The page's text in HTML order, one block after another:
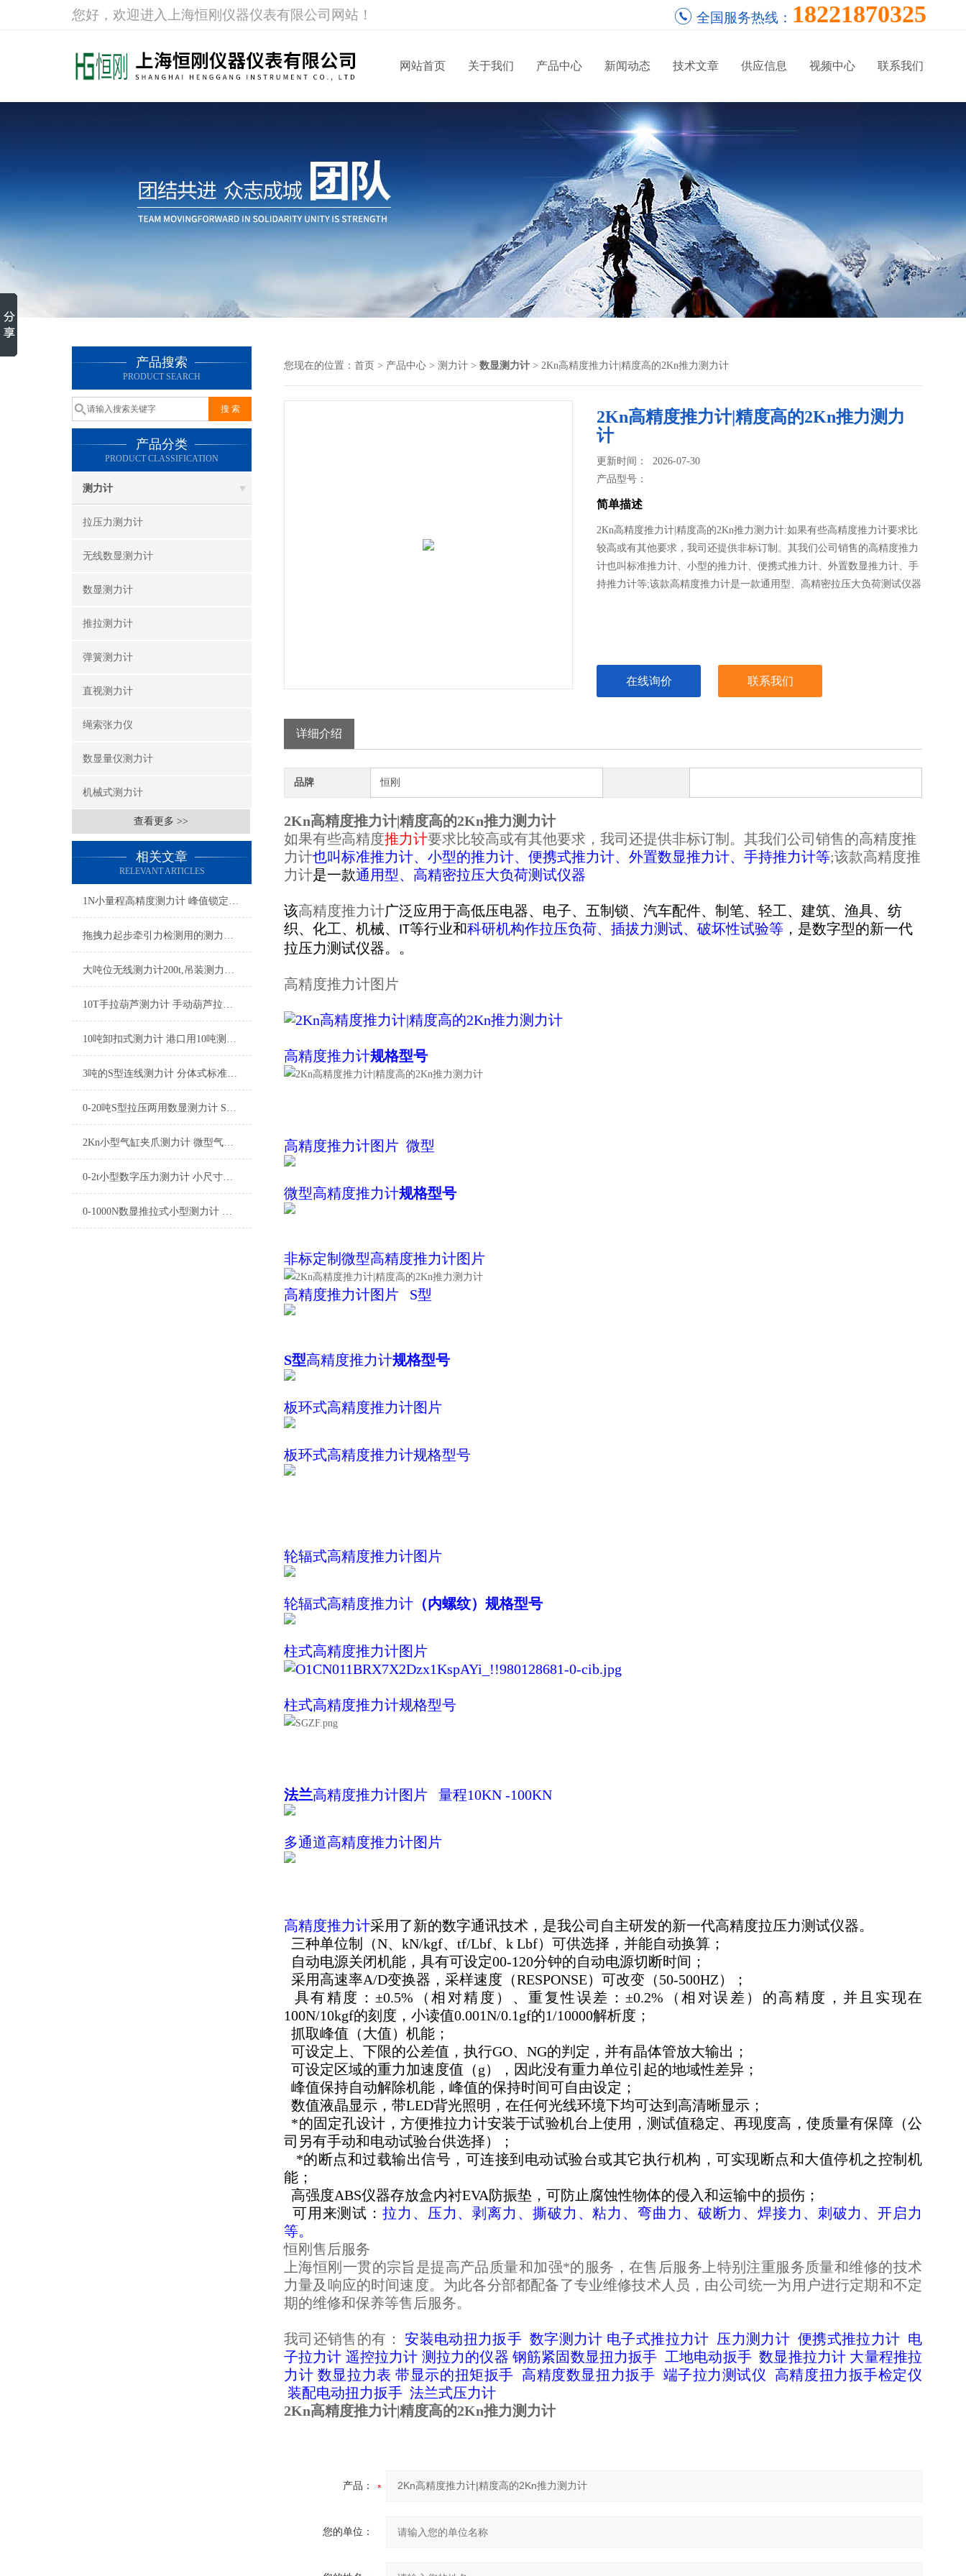
您好，欢迎进入上海恒刚仪器仪表有限公司网站！ 全国服务热线： 18221870325
网站首页 关于我们 产品中心 新闻动态 技术文章 供应信息 视频中心 联系我们
产品搜索
PRODUCT SEARCH
产品分类
PRODUCT CLASSIFICATION
测力计
拉压力测力计
无线数显测力计
数显测力计
推拉测力计
弹簧测力计
直视测力计
绳索张力仪
数显量仪测力计
机械式测力计
查看更多 >>
相关文章
RELEVANT ARTICLES
1N小量程高精度测力计 峰值锁定高精度测力计 自动保存数据测力计厂家
拖拽力起步牵引力检测用的测力计 便携式牵引力拉力计0-100吨
大吨位无线测力计200t,吊装测力计,起重拉力测试大屏幕测力计
10T手拉葫芦测力计 手动葫芦拉力测量仪 倒链拉力测试仪厂家
10吨卸扣式测力计 港口用10吨测力计 10吨数显测力计品牌
3吨的S型连线测力计 分体式标准测力计 标准型有线测力计厂家
0-20吨S型拉压两用数显测力计 S型双向数字拉力测试仪厂家
2Kn小型气缸夹爪测力计 微型气缸夹钳测力仪 小型夹钳压力测量仪厂家
0-2t小型数字压力测力计 小尺寸压力测力计传感器厂家
0-1000N数显推拉式小型测力计 手持推拉式便携测力计厂家
您现在的位置： 首页 > 产品中心 > 测力计 > 数显测力计 > 2Kn高精度推力计|精度高的2Kn推力测力计
2Kn高精度推力计|精度高的2Kn推力测力
计
更新时间： 2026-07-30
产品型号：
简单描述
2Kn高精度推力计|精度高的2Kn推力测力计:如果有些高精度推力计要求比
较高或有其他要求，我司还提供非标订制。其我们公司销售的高精度推力
计也叫标准推力计、小型的推力计、便携式推力计、外置数显推力计、手
持推力计等;该款高精度推力计是一款通用型、高精密拉压大负荷测试仪器
在线询价 联系我们
详细介绍
品牌 恒刚
2Kn高精度推力计|精度高的2Kn推力测力计
如果有些高精度推力计要求比较高或有其他要求，我司还提供非标订制。 其我们公司销售的高精度推
力计也叫标准推力计、小型的推力计、便携式推力计、外置数显推力计、手持推力计等;该款高精度推
力计是一款通用型、高精密拉压大负荷测试仪器
该高精度推力计广泛应用于高低压电器、电子、五制锁、汽车配件、制笔、轻工、建筑、渔具、纺
织、化工、机械、 IT等行业和科研机构作拉压负荷、插拔力测试、破坏性试验等 ，是数字型的新一代
拉压力测试仪器。。
高精度推力计图片
高精度推力计规格型号
高精度推力计图片 微型
微型高精度推力计规格型号
非标定制微型高精度推力计图片
高精度推力计图片 S型
S型高精度推力计规格型号
板环式高精度推力计图片
板环式高精度推力计规格型号
轮辐式高精度推力计图片
轮辐式高精度推力计 （内螺纹）规格型号
柱式高精度推力计图片
柱式高精度推力计规格型号
法兰高精度推力计图片 量程10KN -100KN
多通道高精度推力计图片
高精度推力计采用了新的数字通讯技术，是我公司自主研发的新一代高精度拉压力测试仪器。
三种单位制（N、kN/kgf、tf/Lbf、k Lbf）可供选择，并能自动换算；
自动电源关闭机能，具有可设定00-120分钟的自动电源切断时间；
采用高速率A/D变换器，采样速度（RESPONSE）可改变（50-500HZ）；
具有精度：±0.5%（相对精度）、重复性误差：±0.2%（相对误差）的高精度，并且实现在
100N/10kgf的刻度，小读值0.001N/0.1gf的1/10000解析度；
抓取峰值（大值）机能；
可设定上、下限的公差值，执行GO、NG的判定，并有晶体管放大输出；
可设定区域的重力加速度值（g），因此没有重力单位引起的地域性差异；
峰值保持自动解除机能，峰值的保持时间可自由设定；
数值液晶显示，带LED背光照明，在任何光线环境下均可达到高清晰显示；
*的固定孔设计，方便推拉力计安装于试验机台上使用，测试值稳定、再现度高，使质量有保障（公
司另有手动和电动试验台供选择）；
*的断点和过载输出信号，可连接到电动试验台或其它执行机构，可实现断点和大值停机之控制机
能；
高强度ABS仪器存放盒内衬EVA防振垫，可防止腐蚀性物体的侵入和运输中的损伤；
可用来测试：拉力、压力、剥离力、撕破力、粘力、弯曲力、破断力、焊接力、刺破力、开启力
等。
恒刚售后服务
上海恒刚一贯的宗旨是提高产品质量和加强*的服务，在售后服务上特别注重服务质量和维修的技术
力量及响应的时间速度。为此各分部都配备了专业维修技术人员，由公司统一为用户进行定期和不定
期的维修和保养等售后服务。
我司还销售的有： 安装电动扭力扳手 数字测力计 电子式推拉力计 压力测力计 便携式推拉力计 电
子拉力计 遥控拉力计 测拉力的仪器 钢筋紧固数显扭力扳手 工地电动扳手 数显推拉力计 大量程推拉
力计 数显拉力表 带显示的扭矩扳手 高精度数显扭力扳手 端子拉力测试仪
高精度扭力扳手检定仪
装配电动扭力扳手 法兰式压力计
2Kn高精度推力计|精度高的2Kn推力测力计
产品：
您的单位：